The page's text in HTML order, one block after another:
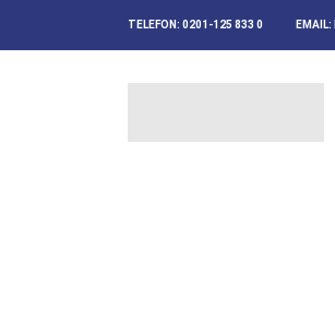
TELEFON: 0201-125 833 0 EMAIL: